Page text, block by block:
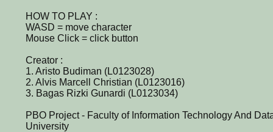
HOW TO PLAY :
WASD = move character
Mouse Click = click button
Creator :
1. Aristo Budiman (L0123028)
2. Alvis Marcell Christian (L0123016)
3. Bagas Rizki Gunardi (L0123034)
PBO Project - Faculty of Information Technology And
University